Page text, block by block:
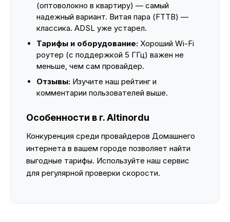
(оптоволокно в квартиру) — самый
надежный вариант. Витая пара (FTTB) —
классика. ADSL уже устарел.
Тарифы и оборудование: Хороший Wi-Fi
роутер (с поддержкой 5 ГГц) важен не
меньше, чем сам провайдер.
Отзывы: Изучите наш рейтинг и
комментарии пользователей выше.
Особенности в г. Altinordu
Конкуренция среди провайдеров Домашнего
интернета в вашем городе позволяет найти
выгодные тарифы. Используйте наш сервис
для регулярной проверки скорости.